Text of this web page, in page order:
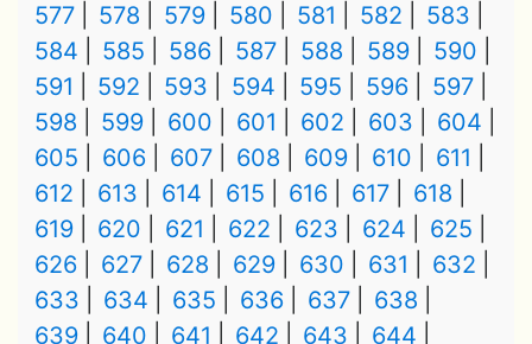
577
578 579 580 581 582
583
584
585 586 587 588 589
590
591
592 593 594 595 596
597
598
599 600 601 602 603
604
605
606 607 608 609 610
611
612
613 614 615 616 617
618
619
620 621 622 623 624
625
626
627 628 629 630 631
632
633
634 635 636 637
638
639
640 641 642 643
644